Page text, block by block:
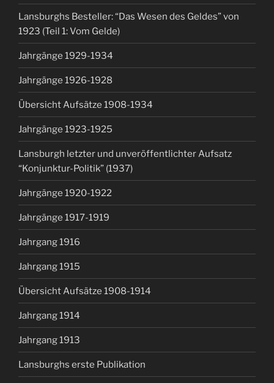
Lansburghs Besteller: “Das Wesen des Geldes” von
1923 (Teil 1: Vom Gelde)
Jahrgänge 1929-1934
Jahrgänge 1926-1928
Übersicht Aufsätze 1908-1934
Jahrgänge 1923-1925
Lansburgh letzter und unveröffentlichter Aufsatz
“Konjunktur-Politik” (1937)
Jahrgänge 1920-1922
Jahrgänge 1917-1919
Jahrgang 1916
Jahrgang 1915
Übersicht Aufsätze 1908-1914
Jahrgang 1914
Jahrgang 1913
Lansburghs erste Publikation